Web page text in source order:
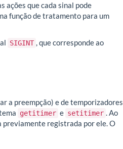
ações que cada sinal pode
função de tratamento para um
SIGINT , que corresponde ao
a preempção) e de temporizadores
getitimer e setitimer . Ao
previamente registrada por ele. O